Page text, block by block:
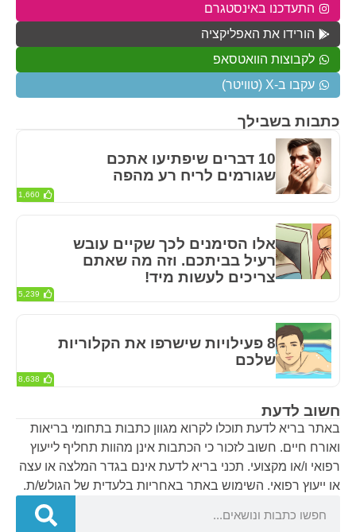
חשוב לדעת
באתר בריא לדעת תוכלו לקרוא מגוון כתבות בתחומי בריאות
ואורח חיים. חשוב לזכור כי הכתבות אינן מהוות תחליף לייעוץ
רפואי ו/או מקצועי. תכני בריא לדעת אינם בגדר המלצה או עצה
או ייעוץ רפואי. השימוש באתר באחריות בלעדית של הגולש/ת.
כתבות בשבילך
10 דברים שיפתיעו אתכם
שגורמים לריח רע מהפה
1,660
אלו הסימנים לכך שקיים עובש
רעיל בביתכם. וזה מה שאתם
צריכים לעשות מיד!
5,239
8 פעילויות שישרפו את הקלוריות
שלכם
8,638
התעדכנו באינסטגרם
הורידו את האפליקציה
לקבוצות הוואטסאפ
עקבו ב-X (טוויטר)